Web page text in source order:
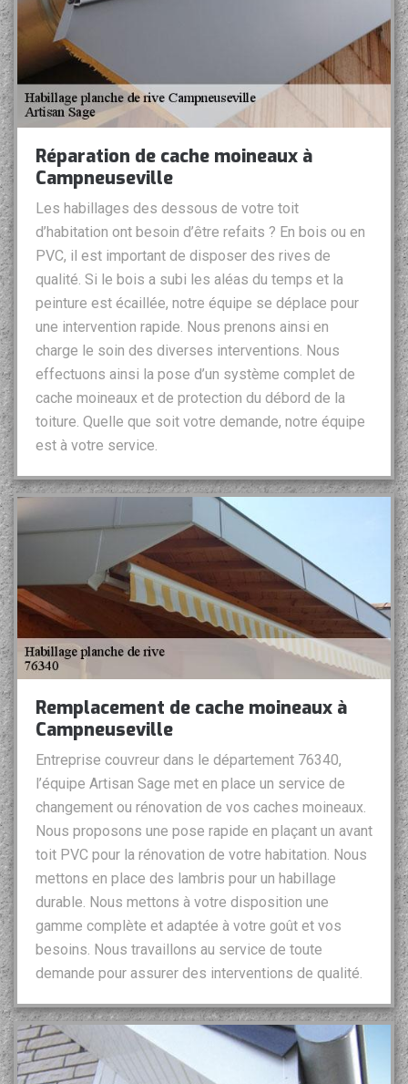
Réparation de cache moineaux à
Campneuseville
Les habillages des dessous de votre toit
d’habitation ont besoin d’être refaits ? En bois ou en
PVC, il est important de disposer des rives de
qualité. Si le bois a subi les aléas du temps et la
peinture est écaillée, notre équipe se déplace pour
une intervention rapide. Nous prenons ainsi en
charge le soin des diverses interventions. Nous
effectuons ainsi la pose d’un système complet de
cache moineaux et de protection du débord de la
toiture. Quelle que soit votre demande, notre équipe
est à votre service.
Remplacement de cache moineaux à
Campneuseville
Entreprise couvreur dans le département 76340,
l’équipe Artisan Sage met en place un service de
changement ou rénovation de vos caches moineaux.
Nous proposons une pose rapide en plaçant un avant
toit PVC pour la rénovation de votre habitation. Nous
mettons en place des lambris pour un habillage
durable. Nous mettons à votre disposition une
gamme complète et adaptée à votre goût et vos
besoins. Nous travaillons au service de toute
demande pour assurer des interventions de qualité.